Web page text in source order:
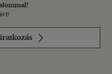
LinkedInen